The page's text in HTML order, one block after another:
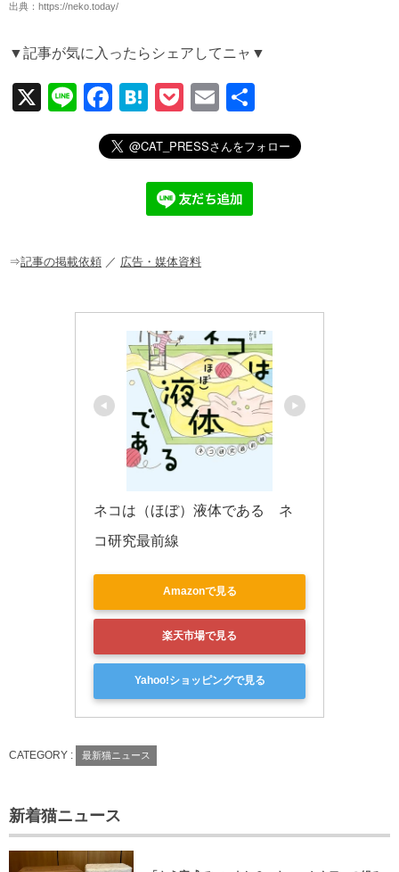
出典：https://neko.today/
▼記事が気に入ったらシェアしてニャ▼
X
Li
F
a
c
o
H
at
e
n
a
P
o
ck
et
E
m
ail
有
⇒記事の掲載依頼 ／ 広告・媒体資料
ネコは（ほぼ）液体である　ネ
コ研究最前線
Amazonで見る
楽天市場で見る
Yahoo!ショッピングで見る
CATEGORY : 最新猫ニュース
新着猫ニュース